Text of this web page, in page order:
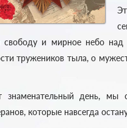
свободу и мирное небо
тружеников тыла, о
знаменательный день,
которые навсегда